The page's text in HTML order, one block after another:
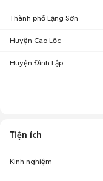
Thành phố Lạng Sơn
Huyện Cao Lộc
Huyện Đình Lập
Tiện ích
Kinh nghiệm